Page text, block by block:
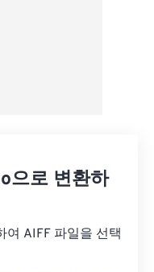
으로 변환하
여 AIFF 파일을 선택